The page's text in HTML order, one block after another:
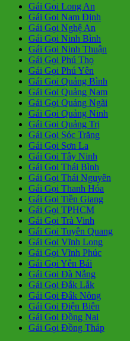
Gái Gọi Long An
Gái Gọi Nam Định
Gái Gọi Nghệ An
Gái Gọi Ninh Bình
Gái Gọi Ninh Thuận
Gái Gọi Phú Thọ
Gái Gọi Phú Yên
Gái Gọi Quảng Bình
Gái Gọi Quảng Nam
Gái Gọi Quảng Ngãi
Gái Gọi Quảng Ninh
Gái Gọi Quảng Trị
Gái Gọi Sóc Trăng
Gái Gọi Sơn La
Gái Gọi Tây Ninh
Gái Gọi Thái Bình
Gái Gọi Thái Nguyên
Gái Gọi Thanh Hóa
Gái Gọi Tiền Giang
Gái Gọi TPHCM
Gái Gọi Trà Vinh
Gái Gọi Tuyên Quang
Gái Gọi Vĩnh Long
Gái Gọi Vĩnh Phúc
Gái Gọi Yên Bái
Gái Gọi Đà Nẵng
Gái Gọi Đắk Lắk
Gái Gọi Đắk Nông
Gái Gọi Điện Biên
Gái Gọi Đồng Nai
Gái Gọi Đồng Tháp